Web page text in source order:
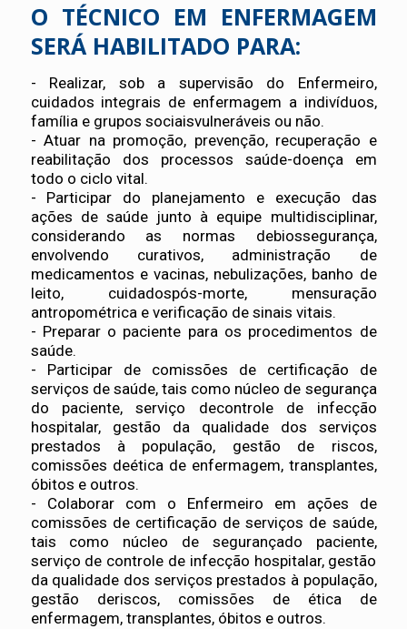
O TÉCNICO EM ENFERMAGEM
SERÁ HABILITADO PARA:
- Realizar, sob a supervisão do Enfermeiro,
cuidados integrais de enfermagem a indivíduos,
família e grupos sociaisvulneráveis ou não.
- Atuar na promoção, prevenção, recuperação e
reabilitação dos processos saúde-doença em
todo o ciclo vital.
- Participar do planejamento e execução das
ações de saúde junto à equipe multidisciplinar,
considerando as normas debiossegurança,
envolvendo curativos, administração de
medicamentos e vacinas, nebulizações, banho de
leito, cuidadospós-morte, mensuração
antropométrica e verificação de sinais vitais.
- Preparar o paciente para os procedimentos de
saúde.
- Participar de comissões de certificação de
serviços de saúde, tais como núcleo de segurança
do paciente, serviço decontrole de infecção
hospitalar, gestão da qualidade dos serviços
prestados à população, gestão de riscos,
comissões deética de enfermagem, transplantes,
óbitos e outros.
- Colaborar com o Enfermeiro em ações de
comissões de certificação de serviços de saúde,
tais como núcleo de segurançado paciente,
serviço de controle de infecção hospitalar, gestão
da qualidade dos serviços prestados à população,
gestão deriscos, comissões de ética de
enfermagem, transplantes, óbitos e outros.